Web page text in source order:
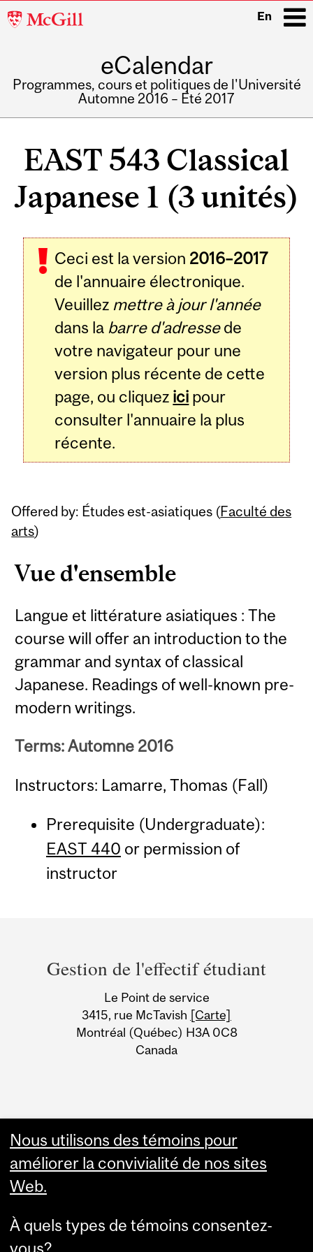
McGill
En
eCalendar
Programmes, cours et politiques de l'Université
Automne 2016 – Été 2017
EAST 543 Classical
Japanese 1 (3 unités)
Ceci est la version 2016–2017
de l'annuaire électronique.
Veuillez mettre à jour l'année
dans la barre d'adressede
votre navigateur pour une
version plus récente de cette
page, ou cliquez ici pour
consulter l'annuaire la plus
récente.
Offered by: Études est-asiatiques (Faculté des
arts)
Vue d'ensemble
Langue et littérature asiatiques : The
course will offer an introduction to the
grammar and syntax of classical
Japanese. Readings of well-known pre-
modern writings.
Terms: Automne 2016
Instructors: Lamarre, Thomas (Fall)
Prerequisite (Undergraduate):
EAST 440 or permission of
instructor
and
University
Information
Gestion de l'effectif étudiant
Le Point de service
3415, rue McTavish [Carte]
Montréal (Québec) H3A 0C8
Canada
Nous utilisons des témoins pour
améliorer la convivialité de nos sites
Web.
À quels types de témoins consentez-
vous?